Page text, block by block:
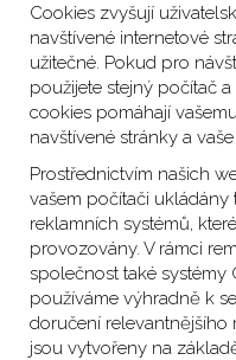
Cookies zvyšují
navštívené internetové
užitečné. Pokud pro
použijete stejný počítač
cookies pomáhají
navštívené stránky a
Prostřednictvím našich
vašem počítači
reklamních systémů,
provozovány. V rámci
společnost také systémy
používáme výhradně k
doručení relevantnějšího
jsou vytvořeny na